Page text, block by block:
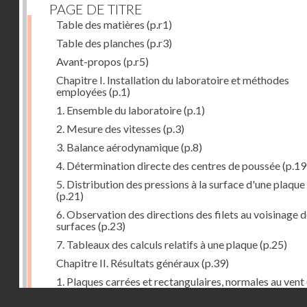
PAGE DE TITRE
Table des matières (p.r1)
Table des planches (p.r3)
Avant-propos (p.r5)
Chapitre I. Installation du laboratoire et méthodes
employées (p.1)
1. Ensemble du laboratoire(p.1)
2. Mesure des vitesses (p.3)
3. Balance aérodynamique(p.8)
4. Détermination directe des centres de poussée
5. Distribution des pressions à la surface d'une plaque
(p.21)
6. Observation des directions des filets au voisinage
surfaces (p.23)
7. Tableaux des calculs relatifs à une plaque(p.25)
Chapitre II. Résultats généraux(p.39)
1. Plaques carrées et rectangulaires, normales au vent